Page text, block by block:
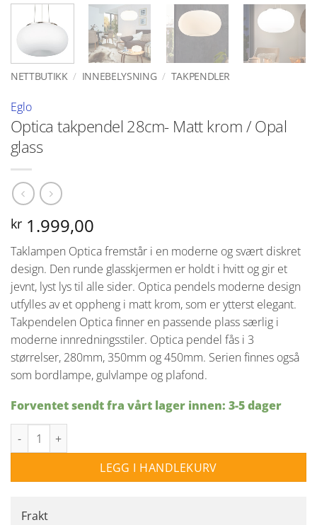
NETTBUTIKK / INNEBELYSNING / TAKPENDLER
Eglo
Optica takpendel 28cm- Matt krom / Opal
glass
kr 1.999,00
Taklampen Optica fremstår i en moderne og svært diskret
design. Den runde glasskjermen er holdt i hvitt og gir et
jevnt, lyst lys til alle sider. Optica pendels moderne design
utfylles av et oppheng i matt krom, som er ytterst elegant.
Takpendelen Optica finner en passende plass særlig i
moderne innredningsstiler. Optica pendel fås i 3
størrelser, 280mm, 350mm og 450mm. Serien finnes også
som bordlampe, gulvlampe og plafond.
Forventet sendt fra vårt lager innen: 3-5 dager
Optica takpendel 28cm- Matt krom / Opal glass antall
LEGG I HANDLEKURV
Frakt